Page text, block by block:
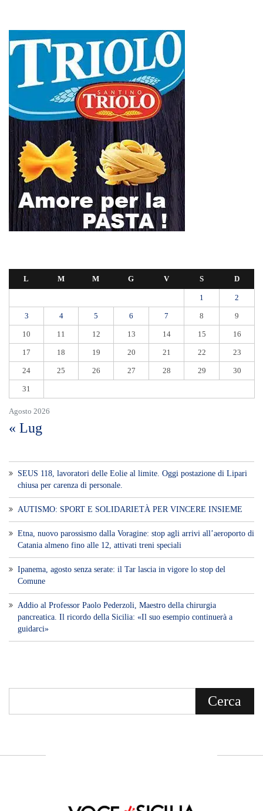
Agosto 2026
L M M G V S D
1 2
3 4 5 6 7 8 9
10 11 12 13 14 15 16
17 18 19 20 21 22 23
24 25 26 27 28 29 30
31
« Lug
SEUS 118, lavoratori delle Eolie al limite. Oggi postazione di Lipari
chiusa per carenza di personale.
AUTISMO: SPORT E SOLIDARIETÀ PER VINCERE INSIEME
Etna, nuovo parossismo dalla Voragine: stop agli arrivi all’aeroporto di
Catania almeno fino alle 12, attivati treni speciali
Ipanema, agosto senza serate: il Tar lascia in vigore lo stop del
Comune
Addio al Professor Paolo Pederzoli, Maestro della chirurgia
pancreatica. Il ricordo della Sicilia: «Il suo esempio continuerà a
guidarci»